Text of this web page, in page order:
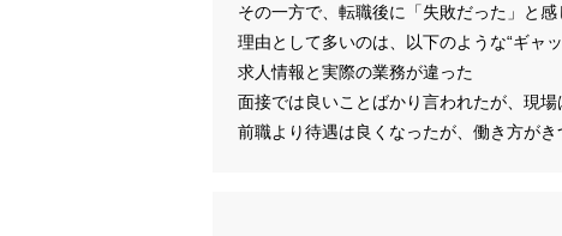
その一方で、転職後に「失敗だった」と感
理由として多いのは、以下のような“ギャッ
求人情報と実際の業務が違った
面接では良いことばかり言われたが、現場
前職より待遇は良くなったが、働き方がき